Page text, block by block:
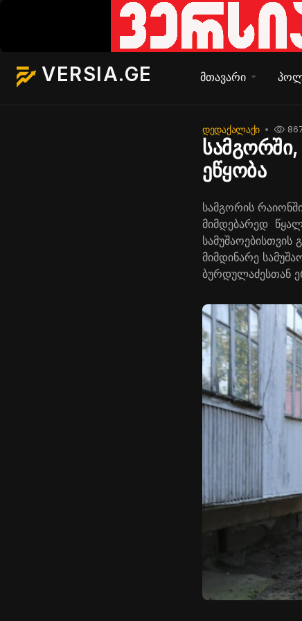
VERSIA.GE მთავარი
ᲓᲔᲓᲐᲥᲐᲚᲐᲥᲘ
ეწყობა
სამგორის
მიმდებარედ
მიმდინარე
ბურდულაძესთან